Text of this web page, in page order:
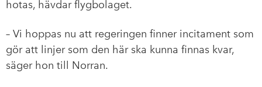
hotas, hävdar flygbolaget.
– Vi hoppas nu att regeringen finner incitament som
gör att linjer som den här ska kunna finnas kvar,
säger hon till Norran.